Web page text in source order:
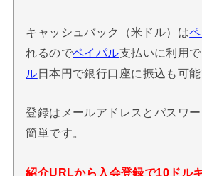
キャッシュバック（米ドル）は
れるのでペイパル支払いに利用
ル日本円で銀行口座に振込も可能
登録はメールアドレスとパスワ
簡単です。
紹介URLから入会登録で10ドル